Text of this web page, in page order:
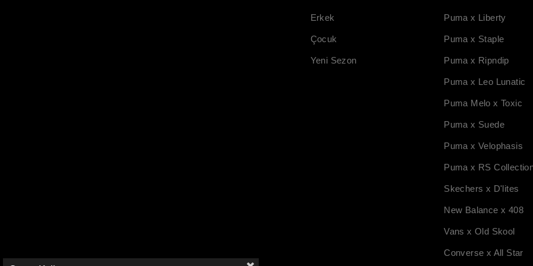
Erkek
Çocuk
Yeni Sezon
Puma x Liberty
Puma x Staple
Puma x Ripndip
Puma x Leo Lunatic
Puma Melo x Toxic
Puma x Suede
Puma x Velophasis
Puma x RS
Skechers x D'lites
New Balance x 408
Vans x Old Skool
Converse x All Star